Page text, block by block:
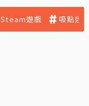
Steam遊戲 吸點迷